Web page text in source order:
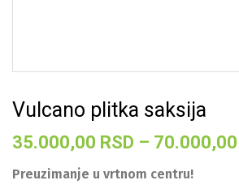
Vulcano plitka saksija
35.000,00 RSD – 70.000,00
Preuzimanje u vrtnom centru!